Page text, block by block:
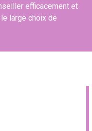
efficacement et
large choix de